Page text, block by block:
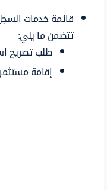
قائمة خدمات
تتضمن ما يلي:
طلب تصريح
إقامة